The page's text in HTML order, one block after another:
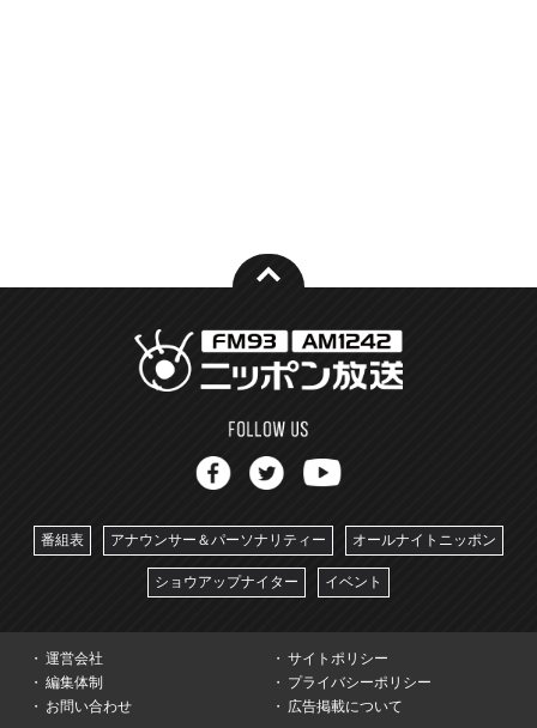
番組表 アナウンサー＆パーソナリティー オールナイトニッポン
ショウアップナイター イベント
運営会社
サイトポリシー
編集体制
プライバシーポリシー
お問い合わせ
広告掲載について